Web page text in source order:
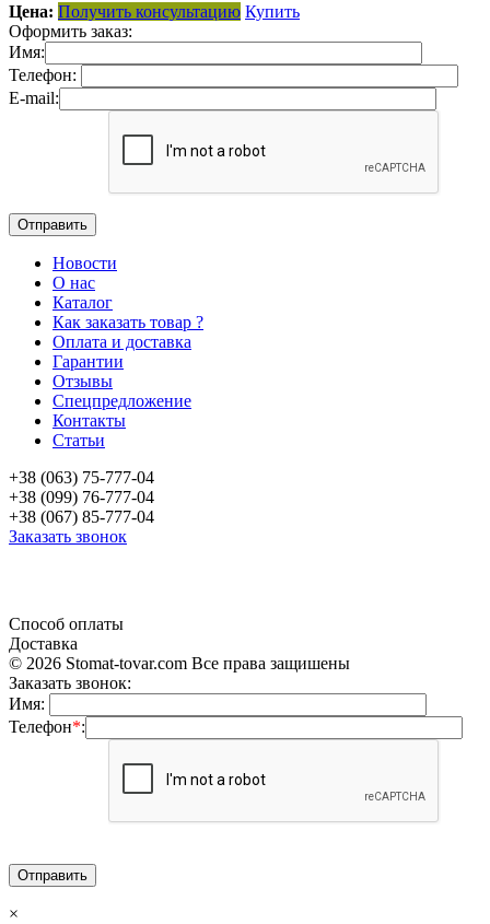
Цена: Получить консультацию Купить
Оформить заказ:
Имя:
Телефон:
E-mail:
Новости
О нас
Каталог
Как заказать товар ?
Оплата и доставка
Гарантии
Отзывы
Спецпредложение
Контакты
Статьи
+38 (063) 75-777-04
+38 (099) 76-777-04
+38 (067) 85-777-04
Заказать звонок
Способ оплаты
Доставка
© 2026 Stomat-tovar.com Все права защишены
Заказать звонок:
Имя:
Телефон*:
×